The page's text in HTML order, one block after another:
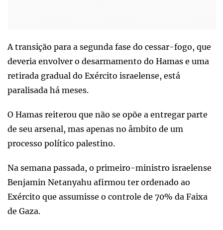
A transição para a segunda fase do cessar-fogo, que
deveria envolver o desarmamento do Hamas e uma
retirada gradual do Exército israelense, está
paralisada há meses.
O Hamas reiterou que não se opõe a entregar parte
de seu arsenal, mas apenas no âmbito de um
processo político palestino.
Na semana passada, o primeiro-ministro israelense
Benjamin Netanyahu afirmou ter ordenado ao
Exército que assumisse o controle de 70% da Faixa
de Gaza.